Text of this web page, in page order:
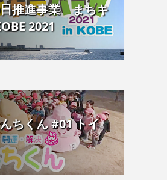
推進事業 まちキ
2021
ちくん #01 トイ